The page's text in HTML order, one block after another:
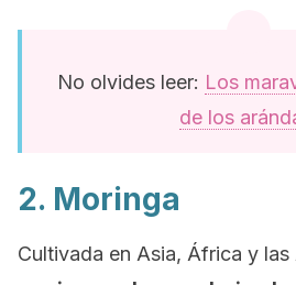
No olvides leer: Los
de los
2. Moringa
Cultivada en Asia, África y las